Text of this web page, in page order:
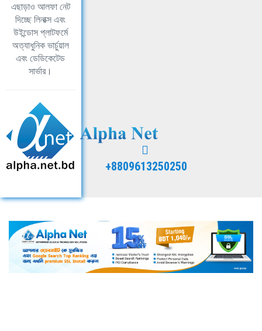
এছাড়াও আলফা নেট
দিচ্ছে লিনাক্স এবং
উইন্ডোস প্লাটফর্মে
অত্যাধুনিক ভার্চুয়াল
এবং ডেডিকেটেড
সার্ভার।
+8809613250250